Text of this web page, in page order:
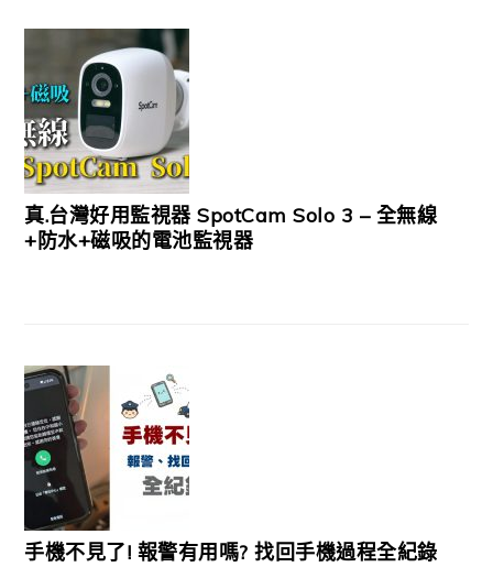
真.台灣好用監視器 SpotCam Solo 3 – 全無線
+防水+磁吸的電池監視器
手機不見了! 報警有用嗎? 找回手機過程全紀錄